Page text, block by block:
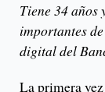
Tiene 34 años
importantes
digital del
La primera